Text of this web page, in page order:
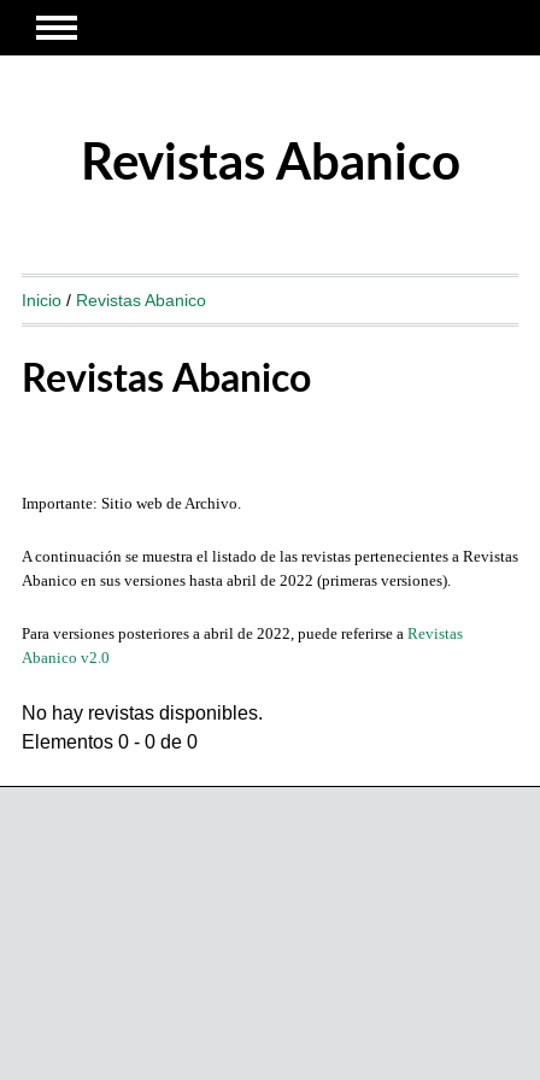
Revistas Abanico
Inicio/ Revistas Abanico
Revistas Abanico
Importante: Sitio web de Archivo.
A continuación se muestra el listado de las revistas pertenecientes a Revistas
Abanico en sus versiones hasta abril de 2022 (primeras versiones).
Para versiones posteriores a abril de 2022, puede referirse a Revistas
Abanico v2.0
No hay revistas disponibles.
Elementos 0 - 0 de 0